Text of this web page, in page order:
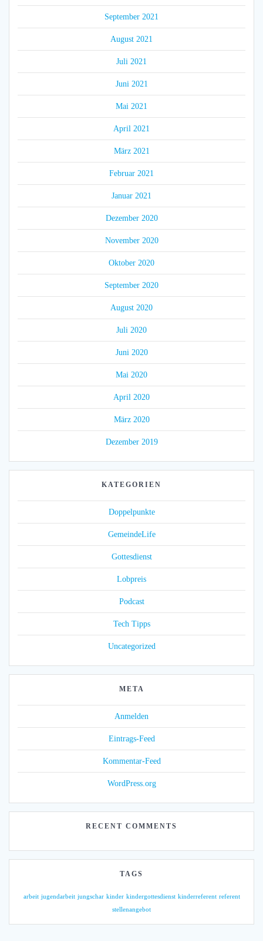
September 2021
August 2021
Juli 2021
Juni 2021
Mai 2021
April 2021
März 2021
Februar 2021
Januar 2021
Dezember 2020
November 2020
Oktober 2020
September 2020
August 2020
Juli 2020
Juni 2020
Mai 2020
April 2020
März 2020
Dezember 2019
KATEGORIEN
Doppelpunkte
GemeindeLife
Gottesdienst
Lobpreis
Podcast
Tech Tipps
Uncategorized
META
Anmelden
Eintrags-Feed
Kommentar-Feed
WordPress.org
RECENT COMMENTS
TAGS
arbeit jugendarbeit jungschar kinder kindergottesdienst kinderreferent referent
stellenangebot